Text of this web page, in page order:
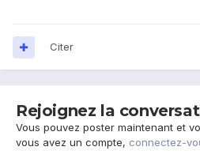
Citer
Rejoignez la
Vous pouvez poster maintenant et
vous avez un compte, connectez-